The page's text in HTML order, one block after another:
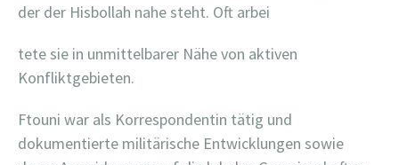
der der Hisbollah nahe steht. Oft arbei
tete sie in unmittelbarer Nähe von aktiven
Konfliktgebieten.
Ftouni war als Korrespondentin tätig und
dokumentierte militärische Entwicklungen sowie